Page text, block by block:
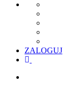
ZALOGUJ
facebook